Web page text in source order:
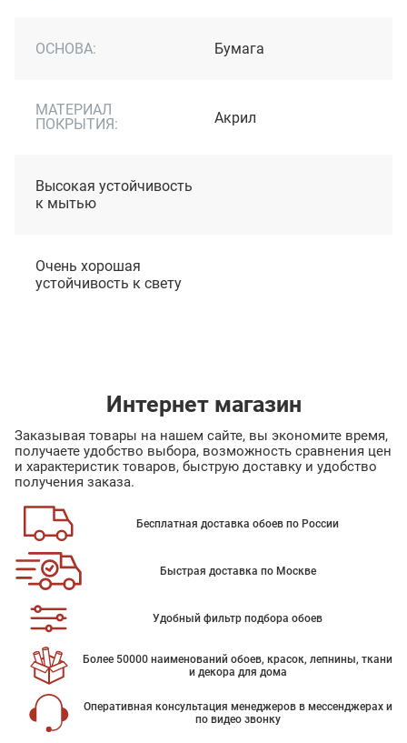
ОСНОВА: Бумага
МАТЕРИАЛ
ПОКРЫТИЯ:
Акрил
Высокая устойчивость
к мытью
Очень хорошая
устойчивость к свету
Интернет магазин
Заказывая товары на нашем сайте, вы экономите время,
получаете удобство выбора, возможность сравнения цен
и характеристик товаров, быструю доставку и удобство
получения заказа.
Бесплатная доставка обоев по России
Быстрая доставка по Москве
Удобный фильтр подбора обоев
Более 50000 наименований обоев, красок, лепнины, ткани
и декора для дома
Оперативная консультация менеджеров в мессенджерах и
по видео звонку